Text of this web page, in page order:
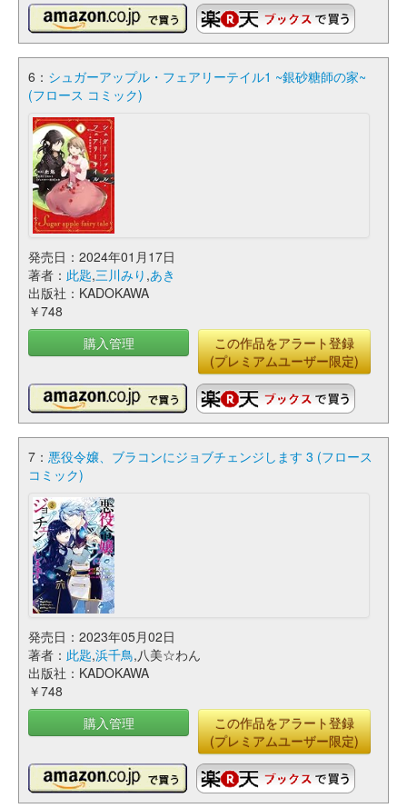
6： シュガーアップル・フェアリーテイル1 ~銀砂糖師の家~
(フロース コミック)
発売日：2024年01月17日
著者： 此匙,三川みり ,あき
出版社：KADOKAWA
￥748
購入管理
この作品をアラート登録
(プレミアムユーザー限定)
7： 悪役令嬢、ブラコンにジョブチェンジします 3 (フロース
コミック)
発売日：2023年05月02日
著者： 此匙,浜千鳥,八美☆わん
出版社：KADOKAWA
￥748
購入管理
この作品をアラート登録
(プレミアムユーザー限定)